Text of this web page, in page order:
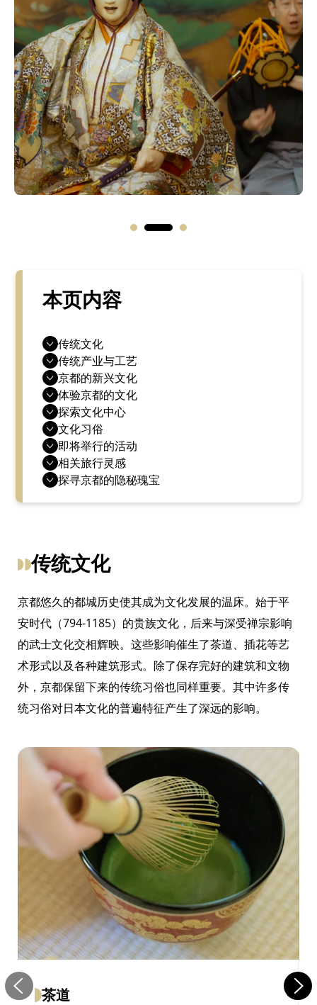
本页内容
传统文化
传统产业与工艺
京都的新兴文化
体验京都的文化
探索文化中心
文化习俗
即将举行的活动
相关旅行灵感
探寻京都的隐秘瑰宝
传统文化
京都悠久的都城历史使其成为文化发展的温床。始于平
安时代（794-1185）的贵族文化，后来与深受禅宗影响
的武士文化交相辉映。这些影响催生了茶道、插花等艺
术形式以及各种建筑形式。除了保存完好的建筑和文物
外，京都保留下来的传统习俗也同样重要。其中许多传
统习俗对日本文化的普遍特征产生了深远的影响。
茶道